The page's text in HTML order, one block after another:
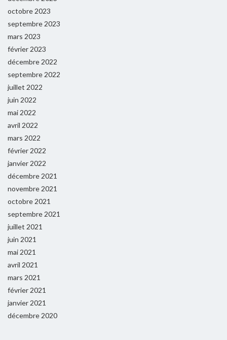
octobre 2023
septembre 2023
mars 2023
février 2023
décembre 2022
septembre 2022
juillet 2022
juin 2022
mai 2022
avril 2022
mars 2022
février 2022
janvier 2022
décembre 2021
novembre 2021
octobre 2021
septembre 2021
juillet 2021
juin 2021
mai 2021
avril 2021
mars 2021
février 2021
janvier 2021
décembre 2020